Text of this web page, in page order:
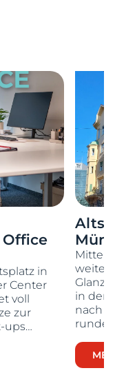
in
Center
voll
zur
ups…
Mitten
Glanz
in der
nach